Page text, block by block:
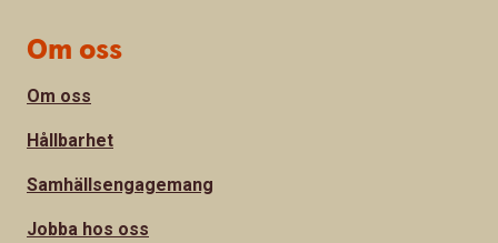
Om oss
Om oss
Hållbarhet
Samhällsengagemang
Jobba hos oss